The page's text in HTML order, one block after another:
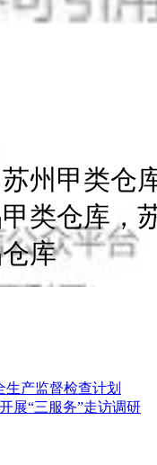
州甲类仓
类仓库，
库
生产监督检查计划
展“三服务”走访调研